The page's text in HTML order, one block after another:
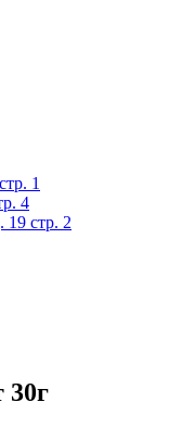
1
4
стр. 2
30г